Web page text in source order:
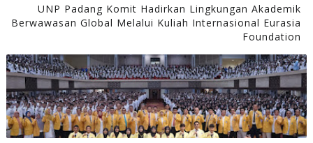
UNP Padang Komit Hadirkan Lingkungan Akademik
Berwawasan Global Melalui Kuliah Internasional Eurasia
Foundation